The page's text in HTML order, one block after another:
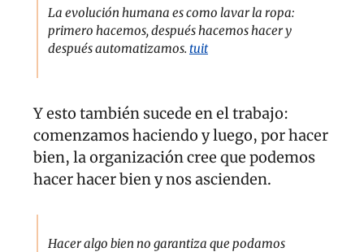
La evolución humana es como lavar la ropa:
primero hacemos, después hacemos hacer y
después automatizamos. tuit
Y esto también sucede en el trabajo:
comenzamos haciendo y luego, por hacer
bien, la organización cree que podemos
hacer hacer bien y nos ascienden.
Hacer algo bien no garantiza que podamos